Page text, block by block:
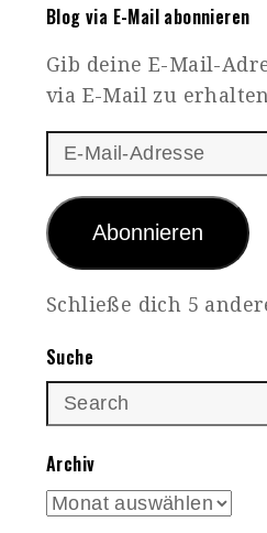
Blog via E-Mail abonnieren
Gib deine E-Mail-
via E-Mail zu
E-
Mail-
Adresse
Abonnieren
Schließe dich 5
Suche
Archiv
Archiv